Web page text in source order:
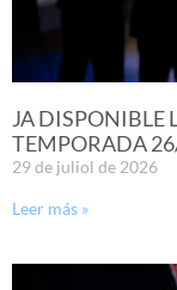
JA DISPONIBLE
TEMPORADA
29 de juliol de 2026
Leer más »